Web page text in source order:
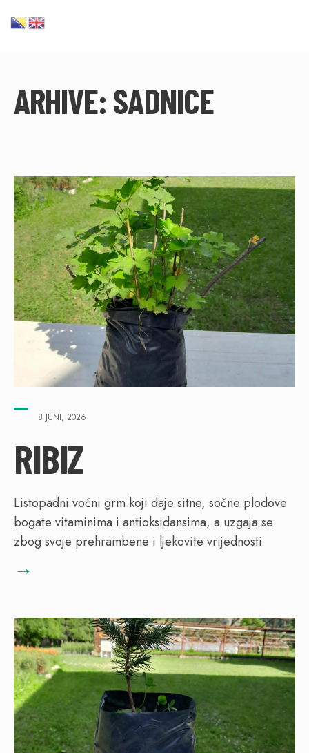
ARHIVE: SADNICE
8 JUNI, 2026
RIBIZ
Listopadni voćni grm koji daje sitne, sočne plodove
bogate vitaminima i antioksidansima, a uzgaja se
zbog svoje prehrambene i ljekovite vrijednosti
→